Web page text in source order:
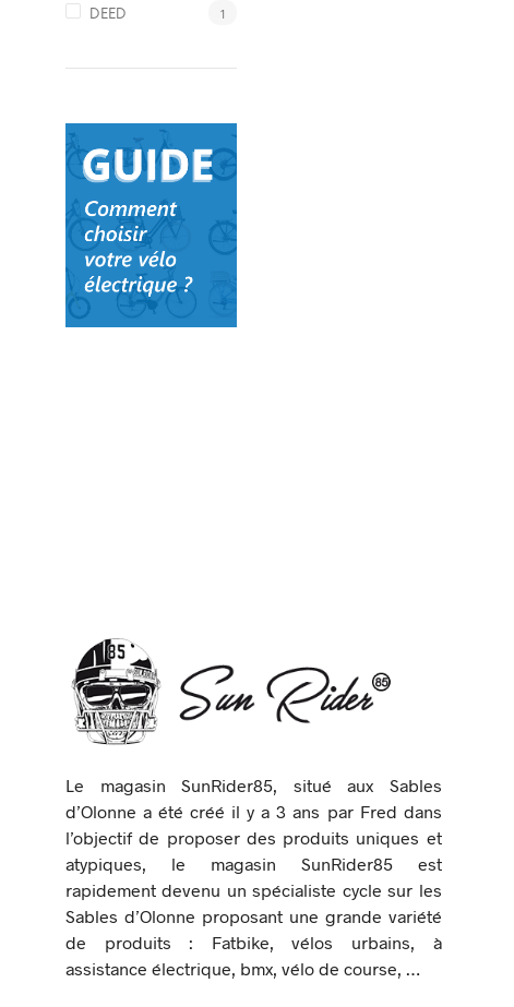
DEED 1
Le magasin SunRider85, situé aux Sables
d’Olonne a été créé il y a 3 ans par Fred dans
l’objectif de proposer des produits uniques et
atypiques, le magasin SunRider85 est
rapidement devenu un spécialiste cycle sur les
Sables d’Olonne proposant une grande variété
de produits : Fatbike, vélos urbains, à
assistance électrique, bmx, vélo de course, …